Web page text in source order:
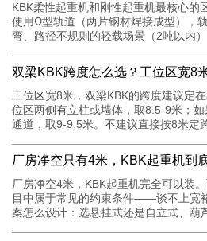
KBK柔性起重机和刚性起重机最核心的
使用Ω型轨道（两片钢材焊接成型），
弯、路径不规则的轻载场景（2吨以内）
双梁KBK跨度怎么选？工位区宽8
工位区宽8米，双梁KBK的跨度建议定
位区两侧有立柱或墙体，取8.5-9米；
通道，取9-9.5米。不建议直接按8米定
厂房净空只有4米，KBK起重机到
厂房净空4米，KBK起重机完全可以装
目中属于常见的约束条件——谈不上宽
案怎么设计：选悬挂式还是自立式、葫